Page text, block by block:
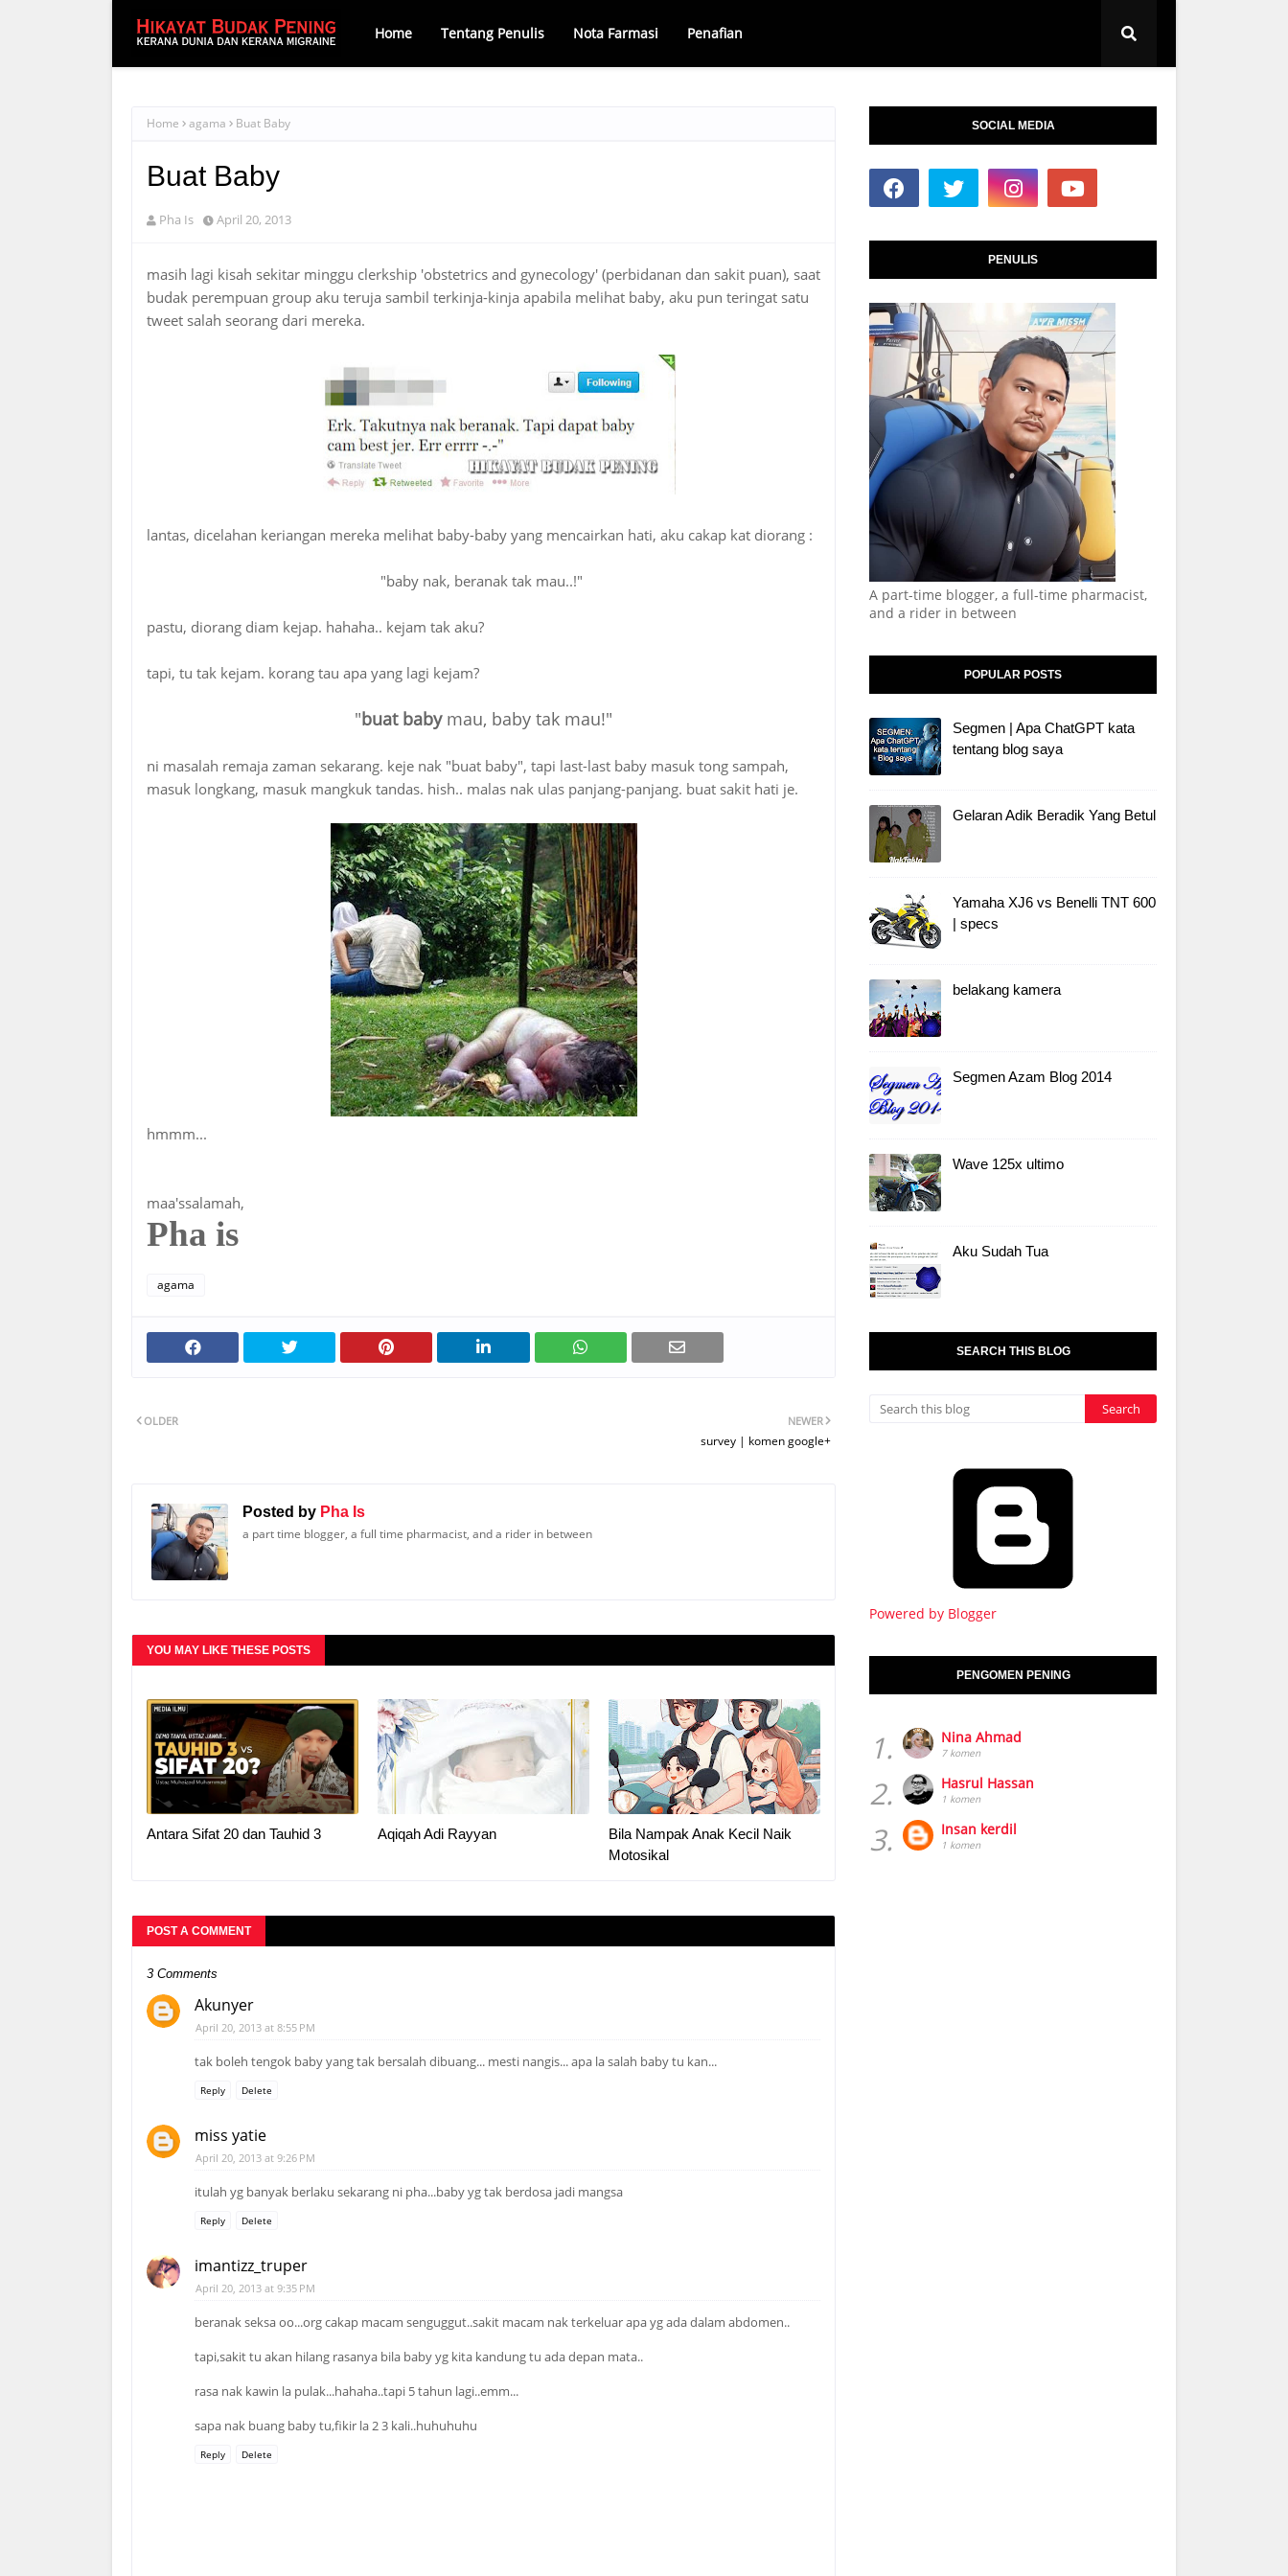
Home Tentang Penulis Nota Farmasi Penafian
Home agama Buat Baby
Buat Baby
Pha Is April 20, 2013
masih lagi kisah sekitar minggu clerkship 'obstetrics and gynecology' (perbidanan dan sakit puan), saat
budak perempuan group aku teruja sambil terkinja-kinja apabila melihat baby, aku pun teringat satu
tweet salah seorang dari mereka.
lantas, dicelahan keriangan mereka melihat baby-baby yang mencairkan hati, aku cakap kat diorang :
"baby nak, beranak tak mau..!"
pastu, diorang diam kejap. hahaha.. kejam tak aku?
tapi, tu tak kejam. korang tau apa yang lagi kejam?
"buat babymau, baby tak mau!"
ni masalah remaja zaman sekarang. keje nak "buat baby", tapi last-last baby masuk tong sampah,
masuk longkang, masuk mangkuk tandas. hish.. malas nak ulas panjang-panjang. buat sakit hati je.
hmmm...
maa'ssalamah,
Pha is
agama
NEWER
survey | komen google+
OLDER
Posted by Pha Is
a part time blogger, a full time pharmacist, and a rider in between
YOU MAY LIKE THESE POSTS
Antara Sifat 20 dan Tauhid 3 Aqiqah Adi Rayyan
Bila Nampak Anak Kecil Naik
Motosikal
POST A COMMENT
3 Comments
Akunyer
April 20, 2013 at 8:55 PM
tak boleh tengok baby yang tak bersalah dibuang... mesti nangis... apa la salah baby tu kan...
Reply Delete
miss yatie
April 20, 2013 at 9:26 PM
itulah yg banyak berlaku sekarang ni pha...baby yg tak berdosa jadi mangsa
Reply Delete
imantizz_truper
April 20, 2013 at 9:35 PM
beranak seksa oo...org cakap macam senguggut..sakit macam nak terkeluar apa yg ada dalam abdomen..
tapi,sakit tu akan hilang rasanya bila baby yg kita kandung tu ada depan mata..
rasa nak kawin la pulak...hahaha..tapi 5 tahun lagi..emm...
sapa nak buang baby tu,fikir la 2 3 kali..huhuhuhu
Reply Delete
SOCIAL MEDIA
PENULIS
A part-time blogger, a full-time pharmacist,
and a rider in between
POPULAR POSTS
Segmen | Apa ChatGPT kata
tentang blog saya
Gelaran Adik Beradik Yang Betul
Yamaha XJ6 vs Benelli TNT 600
| specs
belakang kamera
Segmen Azam Blog 2014
Wave 125x ultimo
Aku Sudah Tua
SEARCH THIS BLOG
Powered by Blogger
PENGOMEN PENING
1. Nina Ahmad
7 komen
2. Hasrul Hassan
1 komen
3. Insan kerdil
1 komen